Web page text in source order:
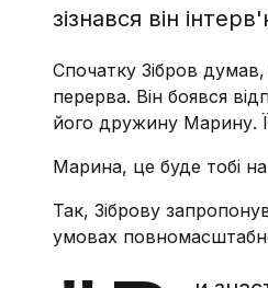
зізнався він
Спочатку Зібров
перерва. Він боявся
його дружину Марину.
Марина, це буде тобі
Так, Зіброву
умовах